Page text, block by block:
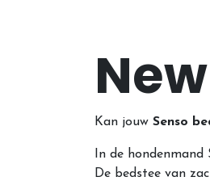
Kan jouw Senso
In de
De bedstee van